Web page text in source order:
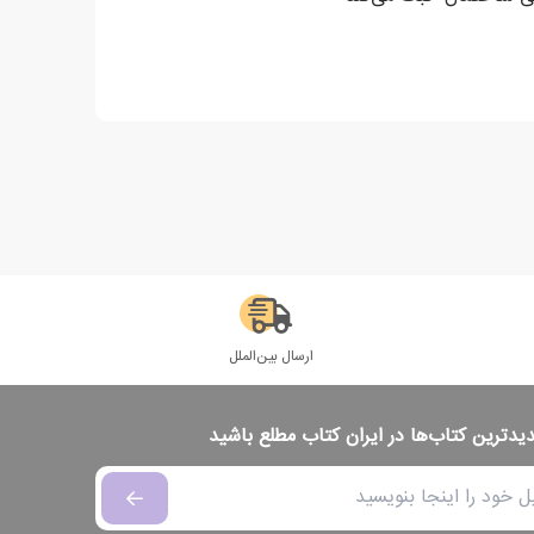
ارسال بین‌الملل
کتاب‌ها در ایران کتاب مطلع باشید